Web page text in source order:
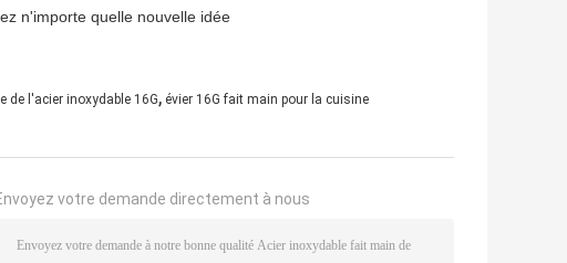
n'importe quelle nouvelle idée
de l'acier inoxydable 16G, évier 16G fait main pour la cuisine
votre demande directement à nous